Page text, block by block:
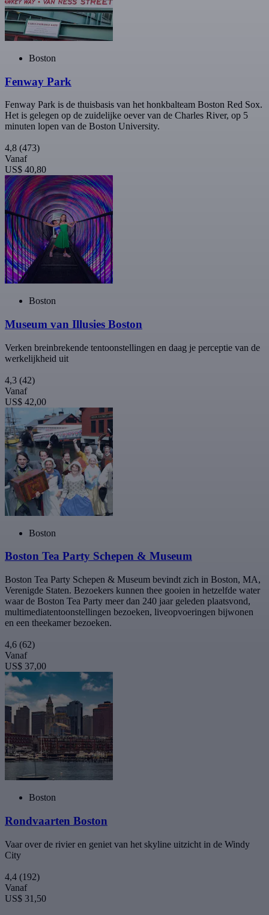
Boston
Fenway Park
Fenway Park is de thuisbasis van het honkbalteam Boston Red Sox.
Het is gelegen op de zuidelijke oever van de Charles River, op 5
minuten lopen van de Boston University.
4,8 (473)
Vanaf
US$ 40,80
Boston
Museum van Illusies Boston
Verken breinbrekende tentoonstellingen en daag je perceptie van de
werkelijkheid uit
4,3 (42)
Vanaf
US$ 42,00
Boston
Boston Tea Party Schepen & Museum
Boston Tea Party Schepen & Museum bevindt zich in Boston, MA,
Verenigde Staten. Bezoekers kunnen thee gooien in hetzelfde water
waar de Boston Tea Party meer dan 240 jaar geleden plaatsvond,
multimediatentoonstellingen bezoeken, liveopvoeringen bijwonen
en een theekamer bezoeken.
4,6 (62)
Vanaf
US$ 37,00
Boston
Rondvaarten Boston
Vaar over de rivier en geniet van het skyline uitzicht in de Windy
City
4,4 (192)
Vanaf
US$ 31,50